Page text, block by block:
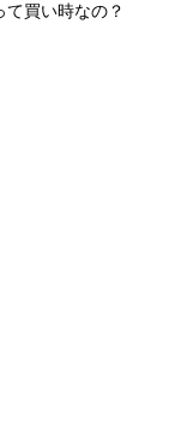
買い時なの？